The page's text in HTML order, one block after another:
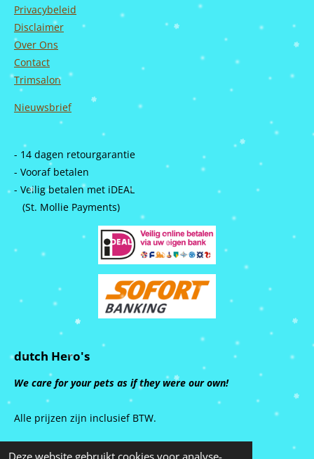
Deze website gebruikt cookies voor analyse-
Privacybeleid
Disclaimer
Over Ons
Contact
Trimsalon
Nieuwsbrief
- 14 dagen retourgarantie
- Vooraf betalen
- Veilig betalen met iDEAL
(St. Mollie Payments)
dutch Hero's
We care for your pets as if they were our own!
Alle prijzen zijn inclusief BTW.